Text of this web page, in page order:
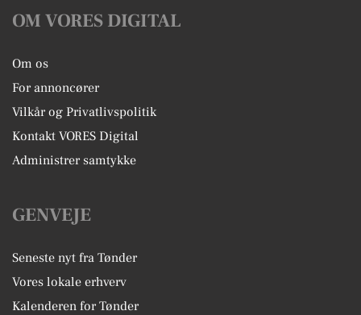
OM VORES DIGITAL
Om os
For annoncører
Vilkår og Privatlivspolitik
Kontakt VORES Digital
Administrer samtykke
GENVEJE
Seneste nyt fra Tønder
Vores lokale erhverv
Kalenderen for Tønder